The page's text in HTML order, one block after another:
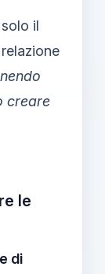
il
creare
le
di